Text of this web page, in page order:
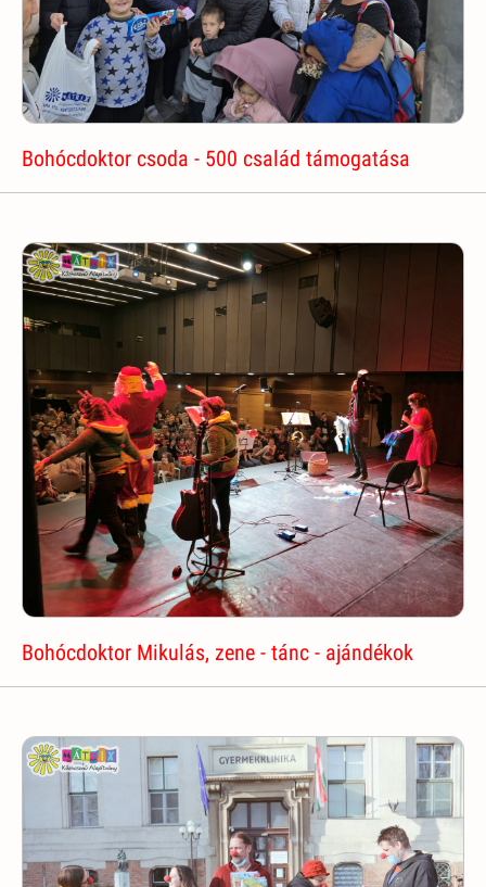
Bohócdoktor csoda - 500 család támogatása
Bohócdoktor Mikulás, zene - tánc - ajándékok